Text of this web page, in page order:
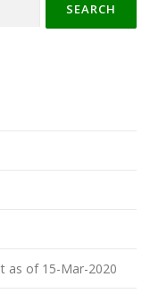
as of 15-Mar-2020